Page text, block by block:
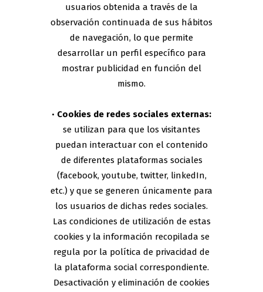
usuarios obtenida a través de la
observación continuada de sus hábitos
de navegación, lo que permite
desarrollar un perfil específico para
mostrar publicidad en función del
mismo.
• Cookies de redes sociales externas:
se utilizan para que los visitantes
puedan interactuar con el contenido
de diferentes plataformas sociales
(facebook, youtube, twitter, linkedIn,
etc.) y que se generen únicamente para
los usuarios de dichas redes sociales.
Las condiciones de utilización de estas
cookies y la información recopilada se
regula por la política de privacidad de
la plataforma social correspondiente.
Desactivación y eliminación de cookies